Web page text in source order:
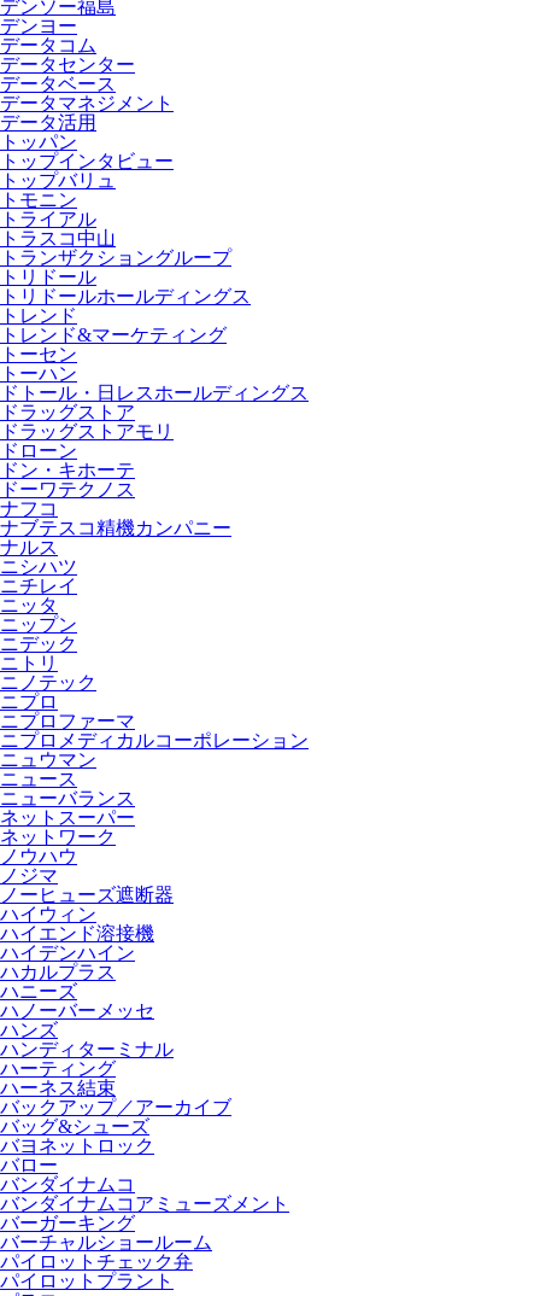
デンソー福島
デンヨー
データコム
データセンター
データベース
データマネジメント
データ活用
トッパン
トップインタビュー
トップバリュ
トモニン
トライアル
トラスコ中山
トランザクショングループ
トリドール
トリドールホールディングス
トレンド
トレンド&マーケティング
トーセン
トーハン
ドトール・日レスホールディングス
ドラッグストア
ドラッグストアモリ
ドローン
ドン・キホーテ
ドーワテクノス
ナフコ
ナブテスコ精機カンパニー
ナルス
ニシハツ
ニチレイ
ニッタ
ニップン
ニデック
ニトリ
ニノテック
ニプロ
ニプロファーマ
ニプロメディカルコーポレーション
ニュウマン
ニュース
ニューバランス
ネットスーパー
ネットワーク
ノウハウ
ノジマ
ノーヒューズ遮断器
ハイウィン
ハイエンド溶接機
ハイデンハイン
ハカルプラス
ハニーズ
ハノーバーメッセ
ハンズ
ハンディターミナル
ハーティング
ハーネス結束
バックアップ／アーカイブ
バッグ&シューズ
バヨネットロック
バロー
バンダイナムコ
バンダイナムコアミューズメント
バーガーキング
バーチャルショールーム
パイロットチェック弁
パイロットプラント